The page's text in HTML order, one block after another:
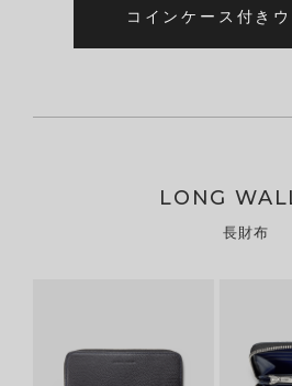
コインケース付き
LONG
長財布